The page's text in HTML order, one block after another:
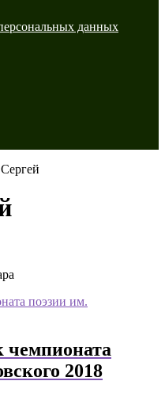
данных
чемпионата
2018